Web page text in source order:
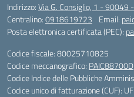
Indirizzo:Via G. Consiglio, 1 - 90049
Centralino:0918619723 Email:
Posta elettronica certificata (PEC):
Codice fiscale: 80025710825
Codice meccanografico: PAIC88700D
Codice Indice delle Pubbliche
Codice unico di fatturazione (CUF):